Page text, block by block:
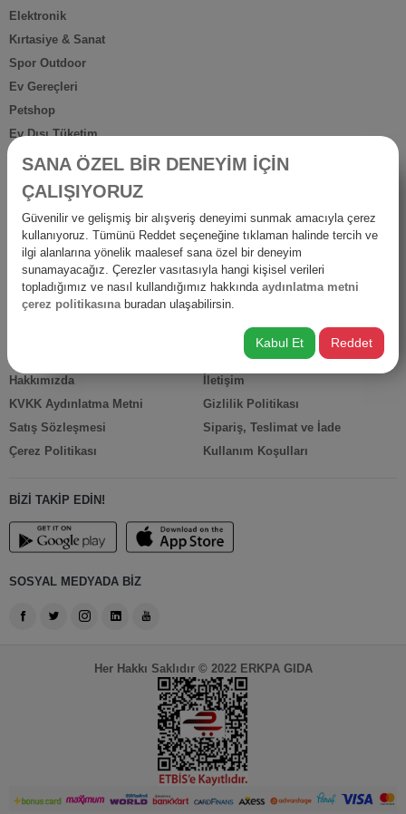
Elektronik
Kırtasiye & Sanat
Spor Outdoor
Ev Gereçleri
Petshop
Ev Dışı Tüketim
Kişisel Bakım
İş Yerine Özel
Oto-Yapı-Bahçe
Hediyelik Ürünler
Diğer Ürünler
İsraf
Hakkımızda
KVKK Aydınlatma Metni
Satış Sözleşmesi
Çerez Politikası
İletişim
Gizlilik Politikası
Sipariş, Teslimat ve İade
Kullanım Koşulları
BİZİ TAKİP EDİN!
SOSYAL MEDYADA BİZ
Her Hakkı Saklıdır © 2022 ERKPA GIDA
SANA ÖZEL BİR DENEYİM İÇİN
ÇALIŞIYORUZ
Güvenilir ve gelişmiş bir alışveriş deneyimi sunmak amacıyla çerez
kullanıyoruz. Tümünü Reddet seçeneğine tıklaman halinde tercih ve
ilgi alanlarına yönelik maalesef sana özel bir deneyim
sunamayacağız. Çerezler vasıtasıyla hangi kişisel verileri
topladığımız ve nasıl kullandığımız hakkında aydınlatma metni
çerez politikasına buradan ulaşabilirsin.
Kabul Et Reddet